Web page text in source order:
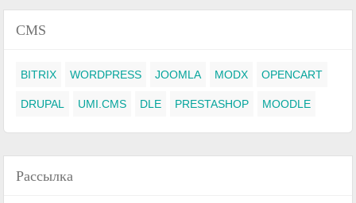
CMS
BITRIX WORDPRESS JOOMLA MODX OPENCART
DRUPAL UMI.CMS DLE PRESTASHOP MOODLE
Рассылка